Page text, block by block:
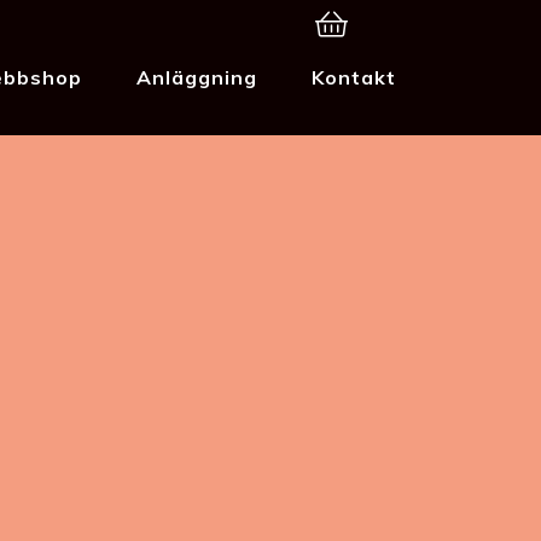
Anläggning Kontakt